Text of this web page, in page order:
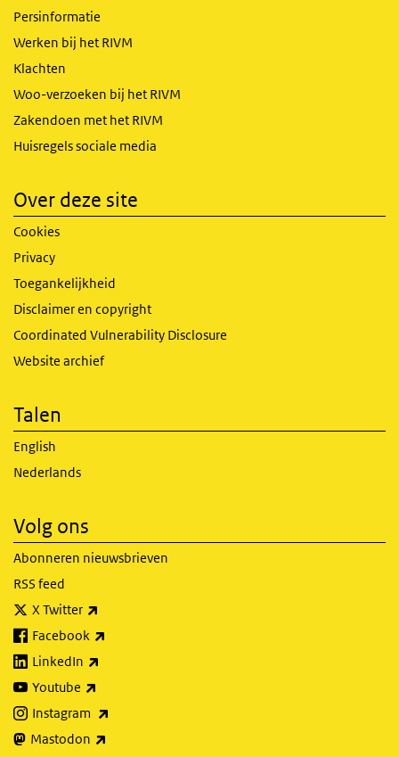
Persinformatie
Werken bij het RIVM
Klachten
Woo-verzoeken bij het RIVM
Zakendoen met het RIVM
Huisregels sociale media
Over deze site
Cookies
Privacy
Toegankelijkheid
Disclaimer en copyright
Coordinated Vulnerability Disclosure
Website archief
Talen
English
Nederlands
Volg ons
Abonneren nieuwsbrieven
RSS feed
X Twitter
Facebook
LinkedIn
Youtube
Instagram
Mastodon